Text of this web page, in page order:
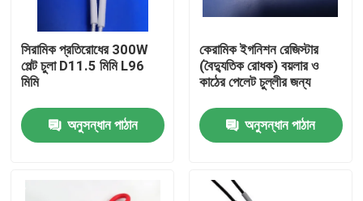
সিরামিক প্রতিরোধের 300W
পেল্ট চুলা D11.5 মিমি L96
মিমি
অনুসন্ধান পাঠান
কেরামিক ইগনিশন রেজিস্টার
(বৈদ্যুতিক রোধক) বয়লার ও
কাঠের পেলেট চুল্লীর জন্য
অনুসন্ধান পাঠান